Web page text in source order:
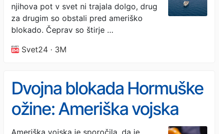
njihova pot v svet ni trajala dolgo, drug
za drugim so obstali pred ameriško
blokado. Čeprav so štirje …
Svet24 · 3M
Dvojna blokada Hormuške
ožine: Ameriška vojska
trdi, da je zaustavila šest
Ameriška vojska je sporočila, da je